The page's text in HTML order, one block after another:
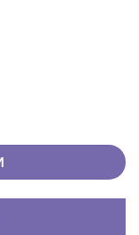
mennyiség